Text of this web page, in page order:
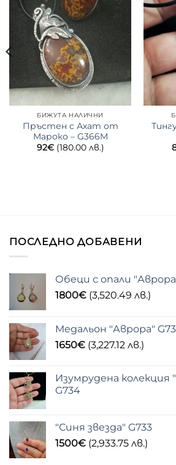
БИЖУТА НАЛИЧНИ
Пръстен с Ахат от
Мароко – G366M
92€ (180.00 лв.)
ПОСЛЕДНО ДОБАВЕНИ
Обеци с опали
1800€ (3,520.49 лв.)
Медальон "Аврора"
1650€ (3,227.12 лв.)
Изумрудена колекция
G734
"Синя звезда" G733
1500€ (2,933.75 лв.)